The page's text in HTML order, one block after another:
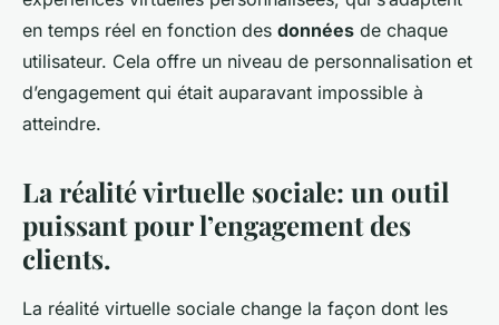
en temps réel en fonction des données de chaque
utilisateur. Cela offre un niveau de personnalisation et
d’engagement qui était auparavant impossible à
atteindre.
La réalité virtuelle sociale: un outil
puissant pour l’engagement des
clients.
La réalité virtuelle sociale change la façon dont les